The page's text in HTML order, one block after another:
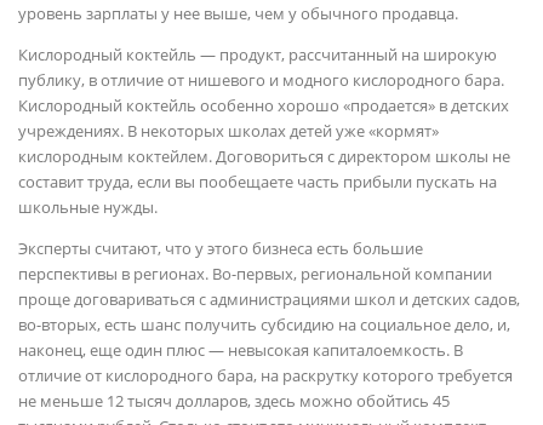
уровень зарплаты у нее выше, чем у обычного продавца.
Кислородный коктейль — продукт, рассчитанный на широкую
публику, в отличие от нишевого и модного кислородного бара.
Кислородный коктейль особенно хорошо «продается» в детских
учреждениях. В некоторых школах детей уже «кормят»
кислородным коктейлем. Договориться с директором школы не
составит труда, если вы пообещаете часть прибыли пускать на
школьные нужды.
Эксперты считают, что у этого бизнеса есть большие
перспективы в регионах. Во-первых, региональной компании
проще договариваться с администрациями школ и детских садов,
во-вторых, есть шанс получить субсидию на социальное дело, и,
наконец, еще один плюс — невысокая капиталоемкость. В
отличие от кислородного бара, на раскрутку которого требуется
не меньше 12 тысяч долларов, здесь можно обойтись 45